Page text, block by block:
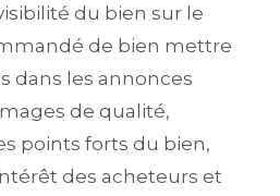
du bien sur le
de bien mettre
dans les annonces
de qualité,
points forts du bien,
des acheteurs et